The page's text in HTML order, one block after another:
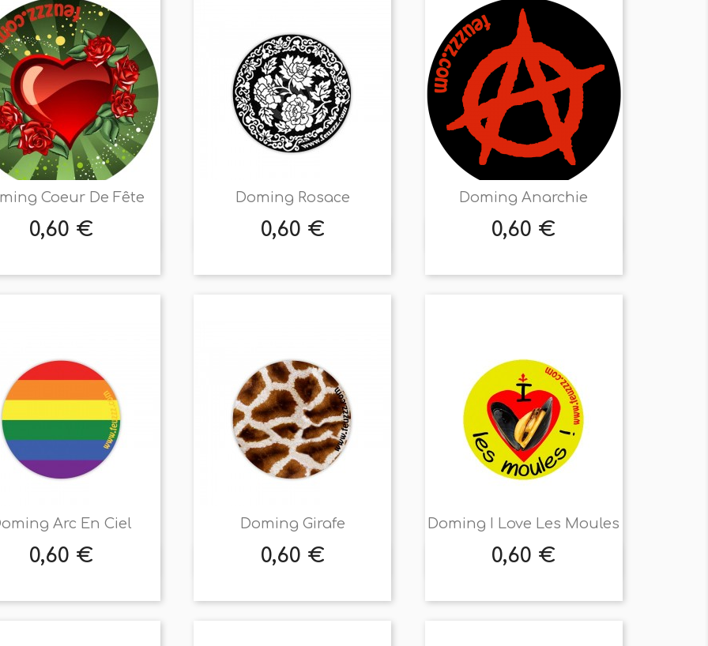
Coeur De Fête
Prix
0,60 €
Aperçu rapide
Doming Rosace
Prix
0,60 €
Aperçu rapide
Doming Anarchie
Prix
0,60 €
Aperçu rapide
Arc En Ciel
Prix
0,60 €
Aperçu rapide
Doming Girafe
Prix
0,60 €
Aperçu rapide
Doming I Love Les Moules
Prix
0,60 €
Aperçu rapide